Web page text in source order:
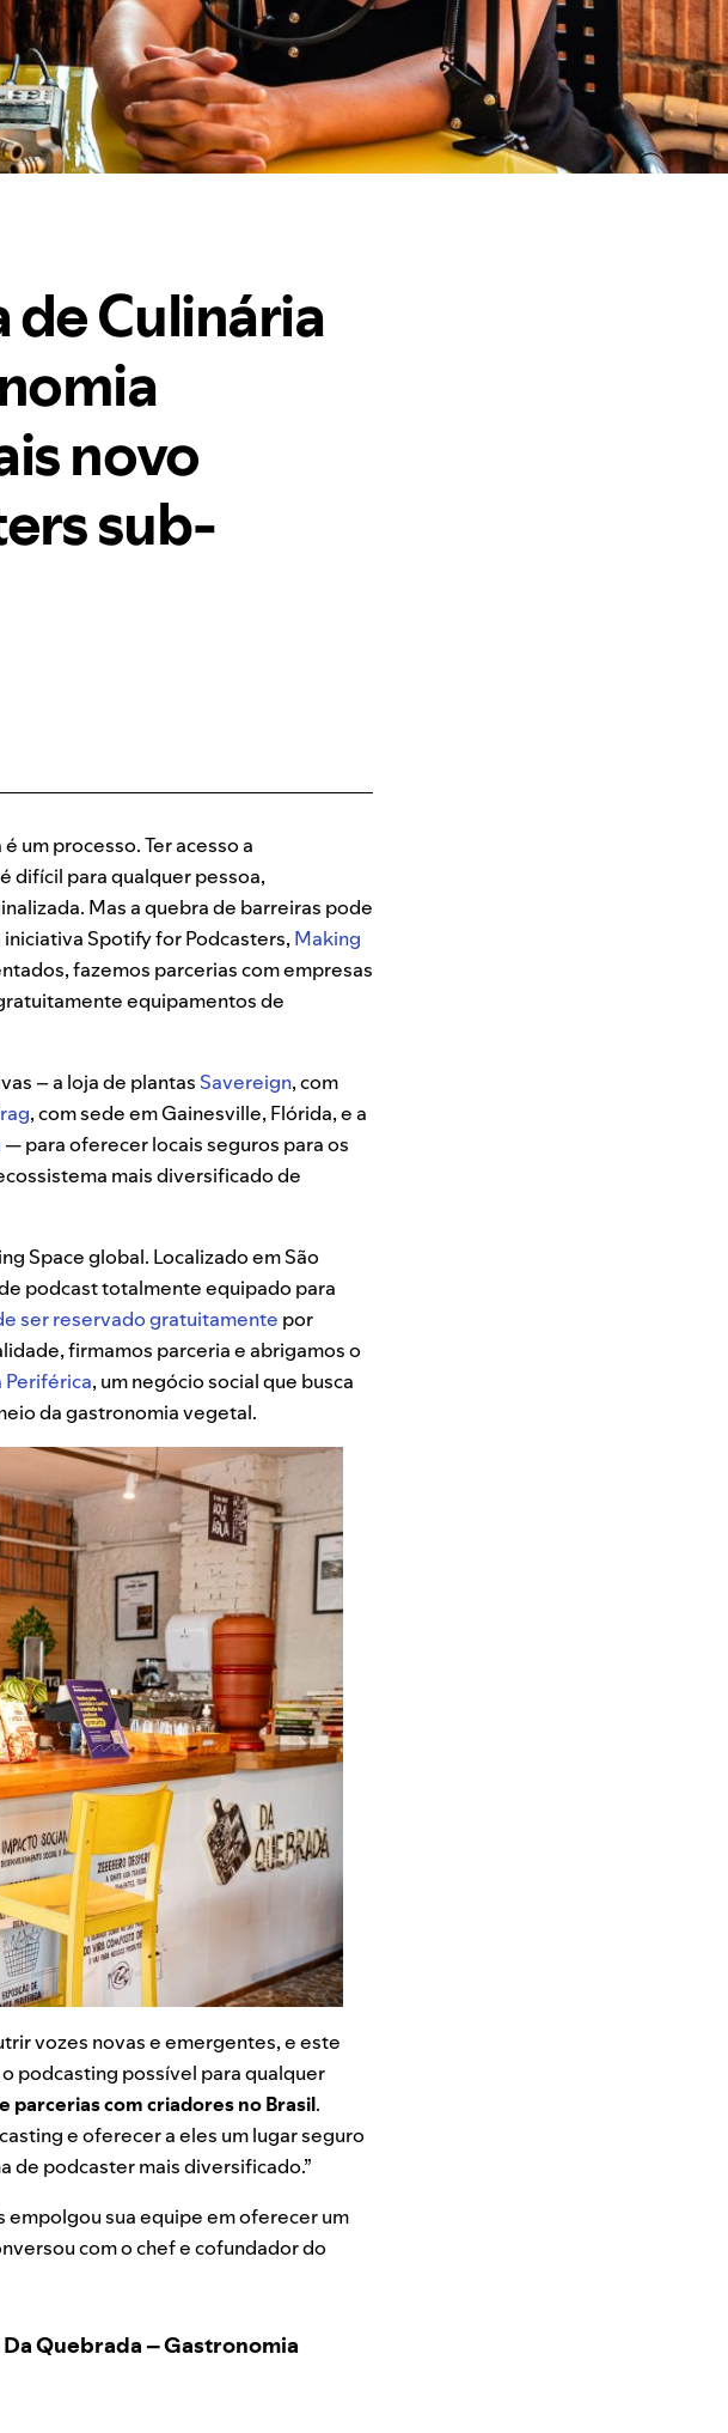
de Culinária
novo
sub-
um processo. Ter acesso a
difícil para qualquer pessoa,
Mas a quebra de barreiras pode
Spotify for Podcasters, Making
fazemos parcerias com empresas
equipamentos de
– a loja de plantas Savereign, com
, com sede em Gainesville, Flórida, e a
— para oferecer locais seguros para os
mais diversificado de
Space global. Localizado em São
podcast totalmente equipado para
ser reservado gratuitamente por
firmamos parceria e abrigamos o
Periférica, um negócio social que busca
da gastronomia vegetal.
vozes novas e emergentes, e este
podcasting possível para qualquer
parcerias com criadores no Brasil.
e oferecer a eles um lugar seguro
de podcaster mais diversificado.”
empolgou sua equipe em oferecer um
com o chef e cofundador do
Quebrada – Gastronomia